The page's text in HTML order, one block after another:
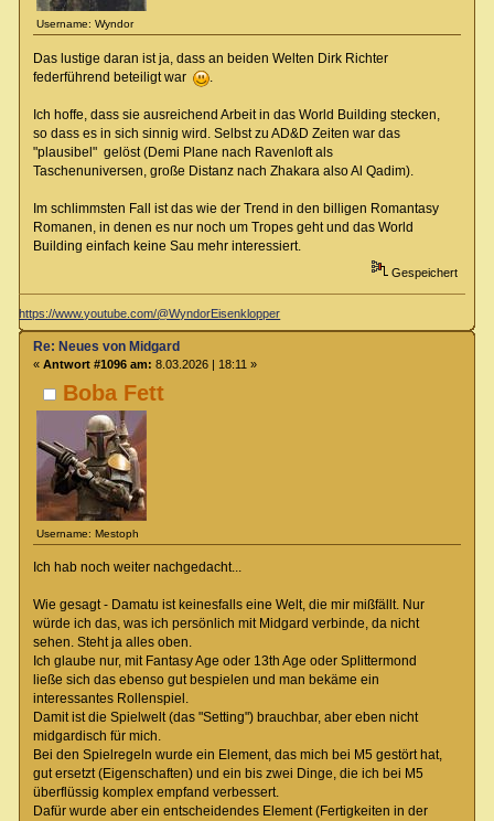
Username: Wyndor
Das lustige daran ist ja, dass an beiden Welten Dirk Richter
federführend beteiligt war
.
Ich hoffe, dass sie ausreichend Arbeit in das World Building stecken,
so dass es in sich sinnig wird. Selbst zu AD&D Zeiten war das
"plausibel" gelöst (Demi Plane nach Ravenloft als
Taschenuniversen, große Distanz nach Zhakara also Al Qadim).
Im schlimmsten Fall ist das wie der Trend in den billigen Romantasy
Romanen, in denen es nur noch um Tropes geht und das World
Building einfach keine Sau mehr interessiert.
Gespeichert
https://www.youtube.com/@WyndorEisenklopper
Boba Fett
Username: Mestoph
Re: Neues von Midgard
« Antwort #1096 am: 8.03.2026 | 18:11 »
Ich hab noch weiter nachgedacht...
Wie gesagt - Damatu ist keinesfalls eine Welt, die mir mißfällt. Nur
würde ich das, was ich persönlich mit Midgard verbinde, da nicht
sehen. Steht ja alles oben.
Ich glaube nur, mit Fantasy Age oder 13th Age oder Splittermond
ließe sich das ebenso gut bespielen und man bekäme ein
interessantes Rollenspiel.
Damit ist die Spielwelt (das "Setting") brauchbar, aber eben nicht
midgardisch für mich.
Bei den Spielregeln wurde ein Element, das mich bei M5 gestört hat,
gut ersetzt (Eigenschaften) und ein bis zwei Dinge, die ich bei M5
überflüssig komplex empfand verbessert.
Dafür wurde aber ein entscheidendes Element (Fertigkeiten in der